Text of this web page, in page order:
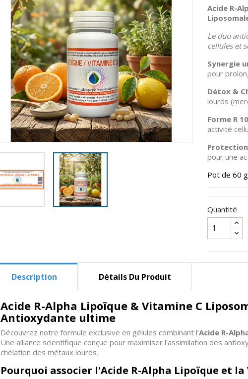
Acide R-
Le duo
cellules et
Synergie
pour
Détox &
lourds
Forme R
activité
pour une
Pot de 60
Quantité
Description Détails Du Produit
Acide R-Alpha Lipoïque & Vitamine C
Antioxydante ultime
Découvrez notre formule exclusive en gélules combinant l’Acide R-
Une alliance scientifique conçue pour maximiser l'assimilation des
chélation des métaux lourds.
Pourquoi associer l'Acide R-Alpha Lipoïque et la